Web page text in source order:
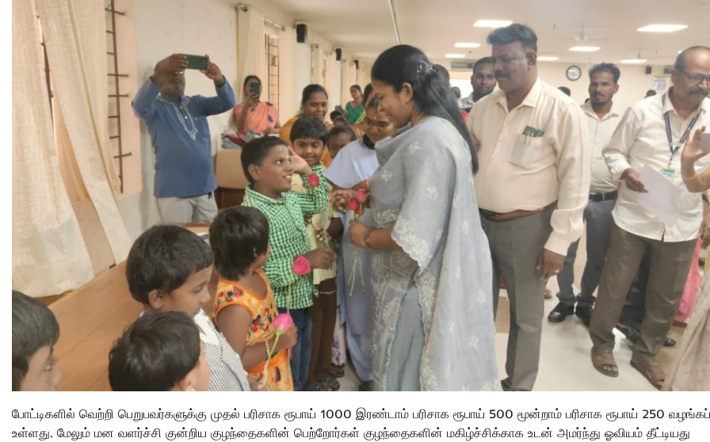
போட்டிகளில் வெற்றி பெறுபவர்களுக்கு முதல் பரிசாக ரூபாய் 1000 இரண்டாம் பரிசாக ரூபாய் 500 மூன்றாம் பரிசாக ரூபாய் 250
உள்ளது. மேலும் மன வளர்ச்சி குன்றிய குழந்தைகளின் பெற்றோர்கள் குழந்தைகளின் மகிழ்ச்சிக்காக உடன் அமர்ந்து ஓவியம் தீட்டியது